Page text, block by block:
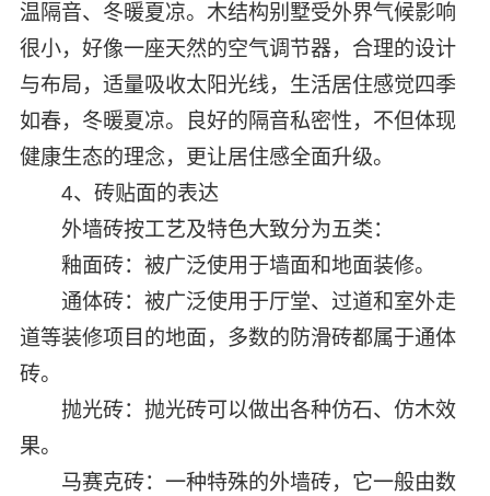
温隔音、冬暖夏凉。木结构别墅受外界气候影响
很小，好像一座天然的空气调节器，合理的设计
与布局，适量吸收太阳光线，生活居住感觉四季
如春，冬暖夏凉。良好的隔音私密性，不但体现
健康生态的理念，更让居住感全面升级。
4、砖贴面的表达
外墙砖按工艺及特色大致分为五类：
釉面砖：被广泛使用于墙面和地面装修。
通体砖：被广泛使用于厅堂、过道和室外走
道等装修项目的地面，多数的防滑砖都属于通体
砖。
抛光砖：抛光砖可以做出各种仿石、仿木效
果。
马赛克砖：一种特殊的外墙砖，它一般由数